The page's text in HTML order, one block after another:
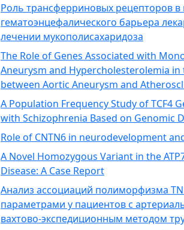
Роль трансферриновых рецепторов
гематоэнцефалического барьера
лечении мукополисахаридоза
The Role of Genes Associated with
Aneurysm and Hypercholesterolemia
between Aortic Aneurysm and
A Population Frequency Study of TCF4
with Schizophrenia Based on Genomic
Role of CNTN6 in neurodevelopment
A Novel Homozygous Variant in the
Disease: A Case Report
Анализ ассоциаций полиморфизма
параметрами у пациентов с
вахтово-экспедиционным методом